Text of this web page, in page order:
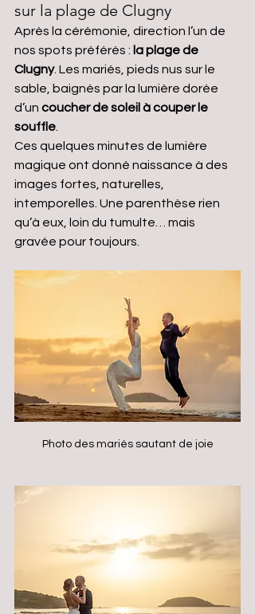
sur la plage de Clugny
Après la cérémonie, direction l’un de
nos spots préférés : la plage de
Clugny. Les mariés, pieds nus sur le
sable, baignés par la lumière dorée
d’un coucher de soleil à couper le
souffle.
Ces quelques minutes de lumière
magique ont donné naissance à des
images fortes, naturelles,
intemporelles. Une parenthèse rien
qu’à eux, loin du tumulte… mais
gravée pour toujours.
Photo des mariés sautant de joie